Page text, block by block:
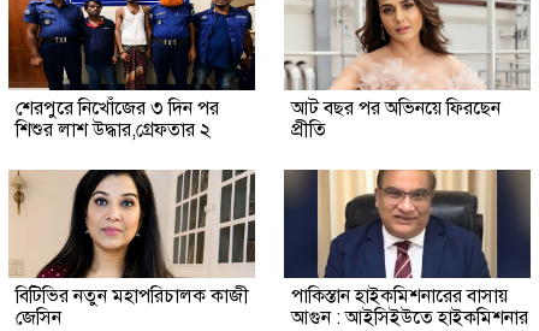
শেরপুরে নিখোঁজের ৩ দিন পর
শিশুর লাশ উদ্ধার,গ্রেফতার ২
আট বছর পর অভিনয়ে ফিরছেন
প্রীতি
বিটিভির নতুন মহাপরিচালক কাজী
জেসিন
পাকিস্তান হাইকমিশনারের বাসায়
আগুন : আইসিইউতে হাইকমিশনার